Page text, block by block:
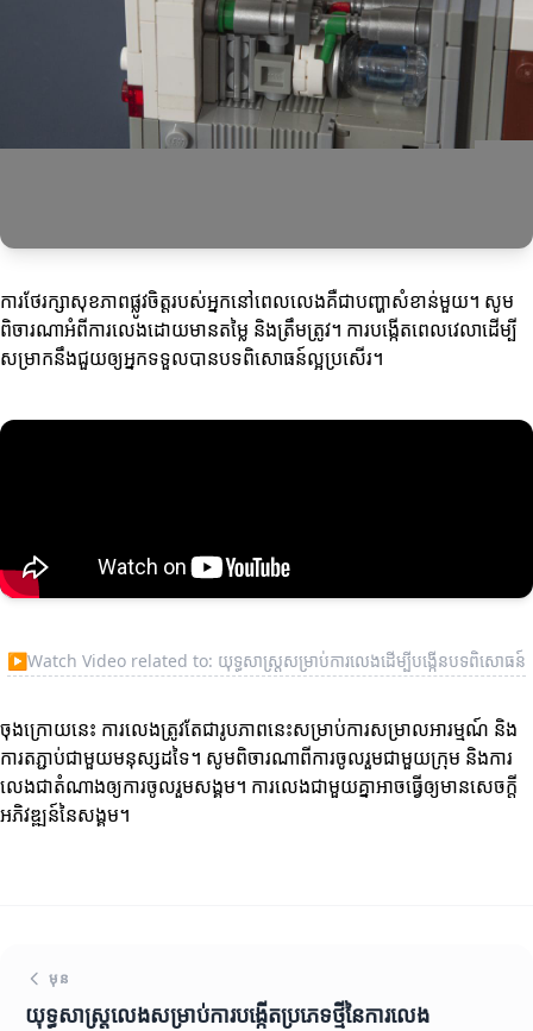
ការថែរក្សាសុខភាពផ្លូវចិត្តរបស់អ្នកនៅពេលលេងគឺជាបញ្ហា​សំខាន់មួយ។ សូម
ពិចារណាអំពីការលេងដោយមានតម្លៃ និងត្រឹមត្រូវ។ ការបង្កើតពេលវេលាដើម្បី
សម្រាកនឹងជួយឲ្យអ្នកទទួលបានបទពិសោធន៍ល្អប្រសើរ។
▶Watch Video related to: យុទ្ធសាស្ត្រសម្រាប់ការលេងដើម្បីបង្កើនបទពិសោធន៍
ចុងក្រោយនេះ ការលេងត្រូវតែជារូបភាពនេះសម្រាប់ការសម្រាលអារម្មណ៍ និង
ការតភ្ជាប់ជាមួយមនុស្សដទៃ។ សូមពិចារណាពីការចូលរួមជាមួយក្រុម និងការ
លេងជាតំណាងឲ្យការចូលរួមសង្គម។ ការលេងជាមួយគ្នាអាចធ្វើឲ្យមានសេចក្តី
អភិវឌ្ឍន៍នៃសង្គម។
មុន
យុទ្ធសាស្ត្រលេងសម្រាប់ការបង្កើតប្រភេទថ្មីនៃការលេង